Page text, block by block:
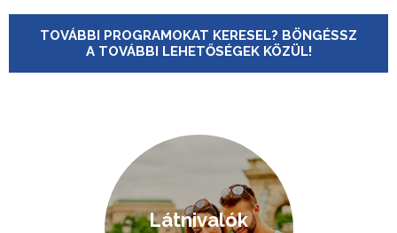
TOVÁBBI PROGRAMOKAT KERESEL? BÖNGÉSSZ
A TOVÁBBI LEHETŐSÉGEK KÖZÜL!
Látnivalók